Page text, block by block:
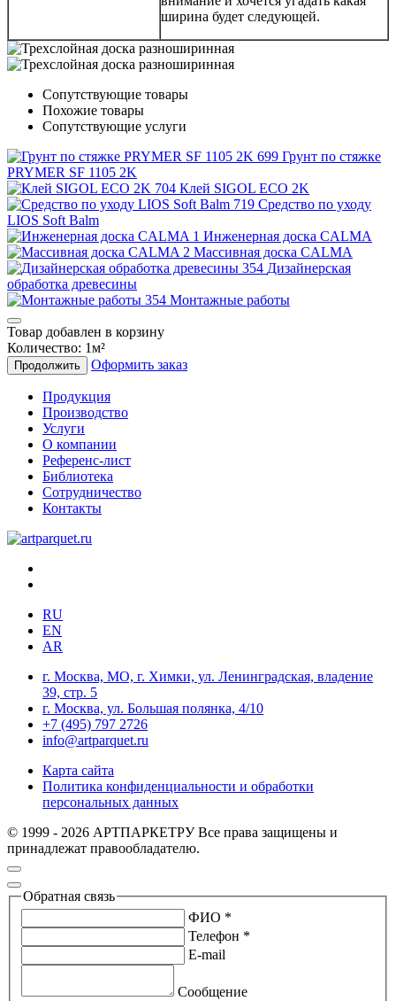
ширина будет следующей.
Сопутствующие товары
Похожие товары
Сопутствующие услуги
Грунт по стяжке
PRYMER SF 1105 2K
Клей SIGOL ECO 2K
Средство по уходу
LIOS Soft Balm
Инженерная доска CALMA
Массивная доска CALMA
Дизайнерская
обработка древесины
Монтажные работы
Товар добавлен в корзину
Количество: 1м²
Продолжить Оформить заказ
Продукция
Производство
Услуги
О компании
Референс-лист
Библиотека
Сотрудничество
Контакты
RU
EN
AR
г. Москва, МО, г. Химки, ул. Ленинградская, владение
39, стр. 5
г. Москва, ул. Большая полянка, 4/10
+7 (495) 797 2726
info@artparquet.ru
Карта сайта
Политика конфиденциальности и обработки
персональных данных
© 1999 - 2026 АРТПАРКЕТРУ Все права защищены и
принадлежат правообладателю.
Обратная связь
ФИО *
Телефон *
E-mail
Сообщение